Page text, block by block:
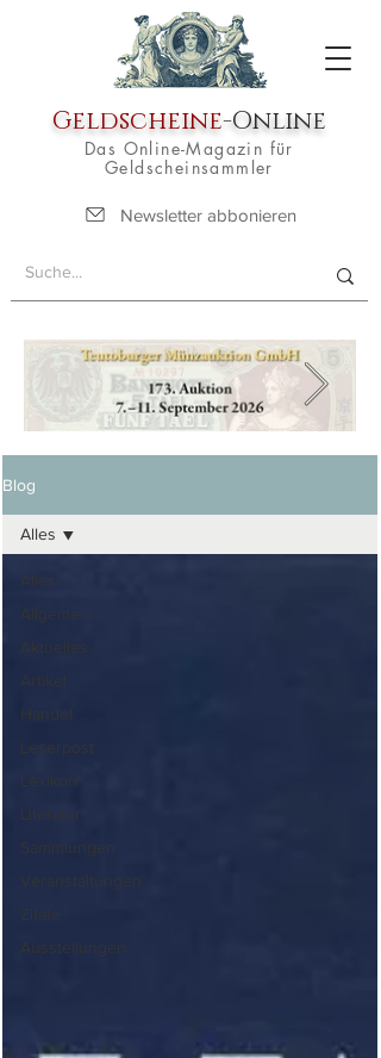
Geldscheine-Online
Das Online-Magazin für
Geldscheinsammler
Newsletter abbonieren
Blog
Alles
Allgemein
Aktuelles
Artikel
Handel
Leserpost
Lexikon
Literatur
Sammlungen
Veranstaltungen
Zitate
Ausstellungen
Alles